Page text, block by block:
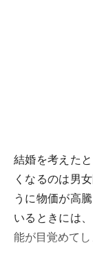
結婚を考えた
くなるのは男
うに物価が高
いるときには
能が目覚めてし